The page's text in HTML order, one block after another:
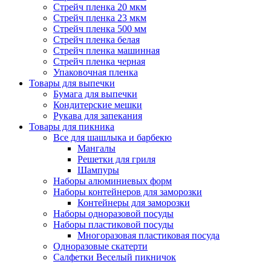
Стрейч пленка 20 мкм
Стрейч пленка 23 мкм
Стрейч пленка 500 мм
Стрейч пленка белая
Стрейч пленка машинная
Стрейч пленка черная
Упаковочная пленка
Товары для выпечки
Бумага для выпечки
Кондитерские мешки
Рукава для запекания
Товары для пикника
Все для шашлыка и барбекю
Мангалы
Решетки для гриля
Шампуры
Наборы алюминиевых форм
Наборы контейнеров для заморозки
Контейнеры для заморозки
Наборы одноразовой посуды
Наборы пластиковой посуды
Многоразовая пластиковая посуда
Одноразовые скатерти
Салфетки Веселый пикничок